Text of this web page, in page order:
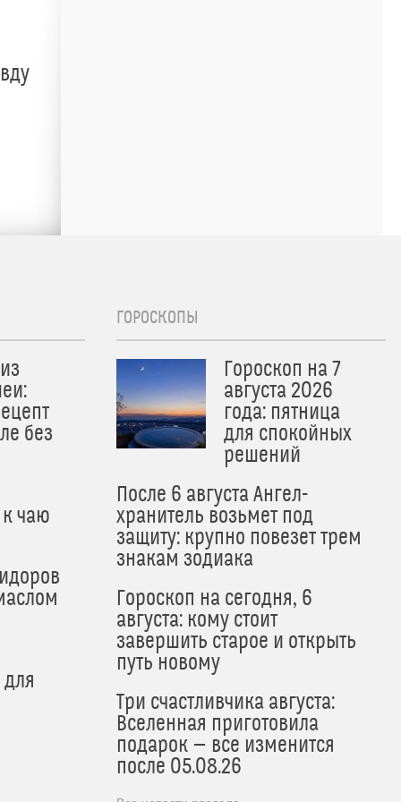
без
чаю
ГОРОСКОПЫ
Гороскоп на 7
августа 2026
года: пятница
для спокойных
решений
После 6 августа Ангел-
хранитель возьмет под
защиту: крупно повезет трем
знакам зодиака
Гороскоп на сегодня, 6
августа: кому стоит
завершить старое и открыть
путь новому
Три счастливчика августа:
Вселенная приготовила
подарок — все изменится
после 05.08.26